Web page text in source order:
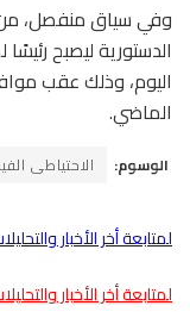
وفي سياق منفصل،
الدستورية ليصبح
اليوم، وذلك عقب
الماضي.
الوسوم: الاحتياطى
لمتابعة أخر الأخبار
لمتابعة أخر الأخبار